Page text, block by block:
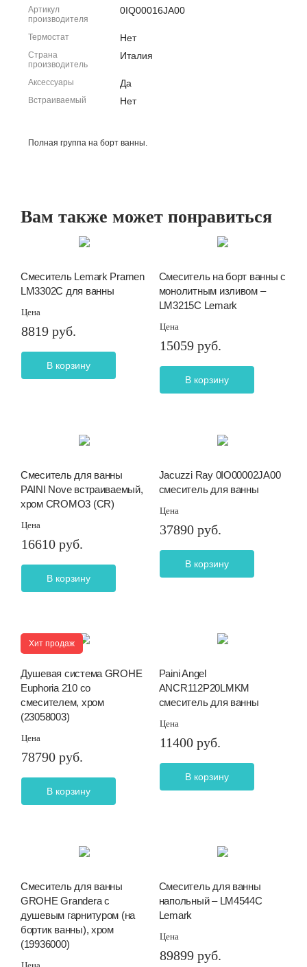
Артикул
производителя
0IQ00016JA00
Термостат Нет
Страна
производитель
Италия
Аксессуары Да
Встраиваемый Нет
Полная группа на борт ванны.
Вам также может понравиться
Смеситель Lemark Pramen
LM3302C для ванны
Цена
8819 руб.
В корзину
Смеситель на борт ванны с
монолитным изливом –
LM3215C Lemark
Цена
15059 руб.
В корзину
Смеситель для ванны
PAINI Nove встраиваемый,
хром CROMO3 (CR)
Цена
16610 руб.
В корзину
Jacuzzi Ray 0IO00002JA00
смеситель для ванны
Цена
37890 руб.
В корзину
Хит продаж
Душевая система GROHE
Euphoria 210 со
смесителем, хром
(23058003)
Цена
78790 руб.
В корзину
Paini Angel
ANCR112P20LMKM
смеситель для ванны
Цена
11400 руб.
В корзину
Смеситель для ванны
GROHE Grandera с
душевым гарнитуром (на
бортик ванны), хром
(19936000)
Смеситель для ванны
напольный – LM4544C
Lemark
Цена
89899 руб.